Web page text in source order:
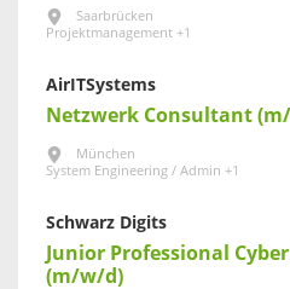
Saarbrücken
Projektmanagement +1
AirITSystems
Netzwerk Consultant
München
System Engineering / Admin +1
Schwarz Digits
Junior Professional
(m/w/d)